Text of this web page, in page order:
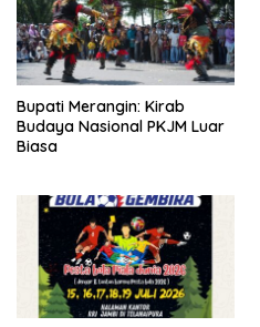
Bupati Merangin: Kirab
Budaya Nasional PKJM Luar
Biasa